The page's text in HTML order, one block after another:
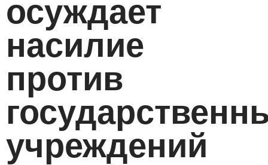
осуждает
насилие
против
учреждений